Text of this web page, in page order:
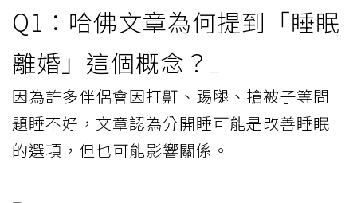
Q1：哈佛文章為何提到「睡眠
離婚」這個概念？
因為許多伴侶會因打鼾、踢腿、搶被子等問
題睡不好，文章認為分開睡可能是改善睡眠
的選項，但也可能影響關係。